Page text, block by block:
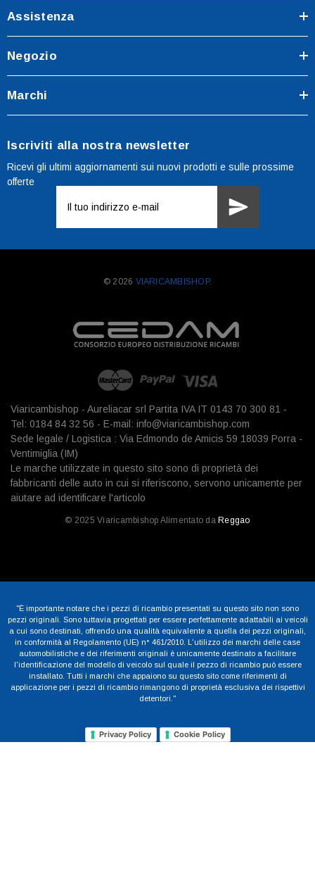
Assistenza
Negozio
Marchi
Iscriviti alla nostra newsletter
Ricevi gli ultimi aggiornamenti sui nuovi prodotti e sulle prossime
offerte
mail
© 2026 VIARICAMBISHOP.
Viaricambishop - Aureliacar srl Partita IVA IT 0143 70 300 81 -
Tel: 0184 84 32 56 - E-mail: info@viaricambishop.com
Sede legale / Logistica : Via Edmondo de Amicis 59 18039 Porra -
Ventimiglia (IM)
Le marche utilizzate in questo sito sono di proprietà dei
fabbricanti delle auto in cui si riferiscono, servono unicamente per
aiutare ad identificare l'articolo
© 2025 Viaricambishop Alimentato da Reggao
"È importante notare che i pezzi di ricambio presentati su questo sito non sono
pezzi originali. Sono tuttavia progettati per essere perfettamente adattabili ai veicoli
a cui sono destinati, offrendo una qualità equivalente a quella dei pezzi originali,
in conformità al Regolamento (UE) n° 461/2010. L'utilizzo dei marchi delle case
automobilistiche e dei riferimenti originali è unicamente destinato a facilitare
l'identificazione del modello di veicolo sul quale il pezzo di ricambio può essere
installato. Tutti i marchi che appaiono su questo sito come riferimenti di
applicazione per i pezzi di ricambio rimangono di proprietà esclusiva dei rispettivi
detentori."
Privacy Policy Cookie Policy